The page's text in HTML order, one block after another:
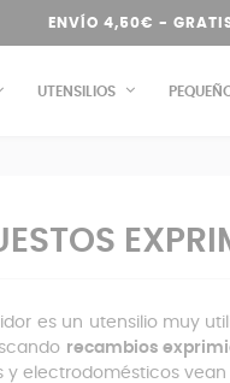
ENVÍO 4,50€ - GRATIS
UTENSILIOS
es un utensilio muy
recambios
y electrodomésticos